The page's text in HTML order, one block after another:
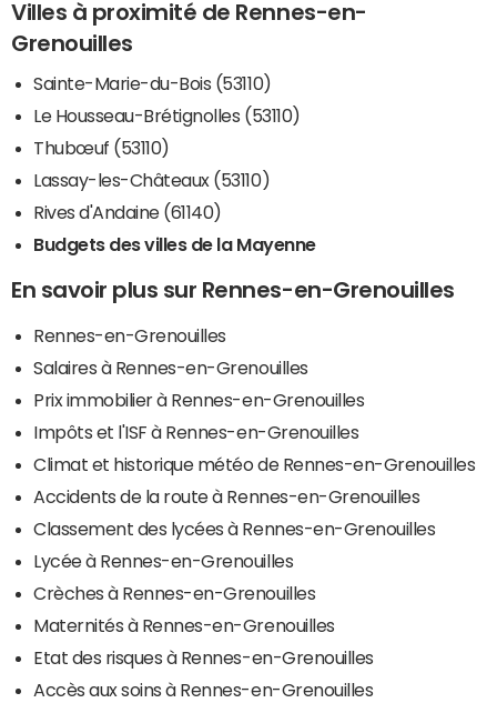
Villes à proximité de Rennes-en-
Grenouilles
Sainte-Marie-du-Bois (53110)
Le Housseau-Brétignolles (53110)
Thubœuf (53110)
Lassay-les-Châteaux (53110)
Rives d'Andaine (61140)
Budgets des villes de la Mayenne
En savoir plus sur Rennes-en-Grenouilles
Rennes-en-Grenouilles
Salaires à Rennes-en-Grenouilles
Prix immobilier à Rennes-en-Grenouilles
Impôts et l'ISF à Rennes-en-Grenouilles
Climat et historique météo de Rennes-en-Grenouilles
Accidents de la route à Rennes-en-Grenouilles
Classement des lycées à Rennes-en-Grenouilles
Lycée à Rennes-en-Grenouilles
Crèches à Rennes-en-Grenouilles
Maternités à Rennes-en-Grenouilles
Etat des risques à Rennes-en-Grenouilles
Accès aux soins à Rennes-en-Grenouilles